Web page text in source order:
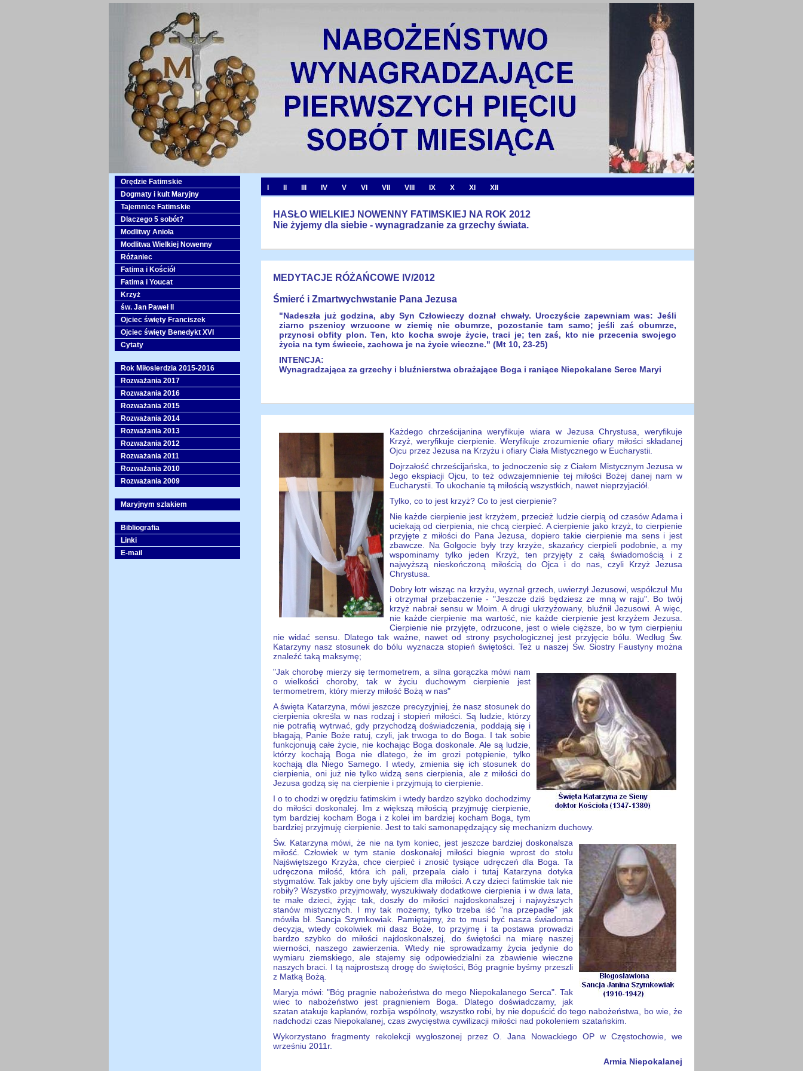
IV V VI VII VIII IX X XI XII
HASŁO WIELKIEJ NOWENNY FATIMSKIEJ NA ROK 2012
Nie żyjemy dla siebie - wynagradzanie za grzechy świata.
MEDYTACJE RÓŻAŃCOWE IV/2012
Śmierć i Zmartwychwstanie Pana Jezusa
"Nadeszła już godzina, aby Syn Człowieczy doznał chwały. Uroczyście zapewniam was: Jeśli
ziarno pszenicy wrzucone w ziemię nie obumrze, pozostanie tam samo; jeśli zaś obumrze,
przynosi obfity plon. Ten, kto kocha swoje życie, traci je; ten zaś, kto nie przecenia swojego
życia na tym świecie, zachowa je na życie wieczne." (Mt 10, 23-25)
INTENCJA:
Wynagradzająca za grzechy i bluźnierstwa obrażające Boga i raniące Niepokalane Serce Maryi
Każdego chrześcijanina weryfikuje wiara w Jezusa Chrystusa, weryfikuje
Krzyż, weryfikuje cierpienie. Weryfikuje zrozumienie ofiary miłości składanej
Ojcu przez Jezusa na Krzyżu i ofiary Ciała Mistycznego w Eucharystii.
Dojrzałość chrześcijańska, to jednoczenie się z Ciałem Mistycznym Jezusa w
Jego ekspiacji Ojcu, to też odwzajemnienie tej miłości Bożej danej nam w
Eucharystii. To ukochanie tą miłością wszystkich, nawet nieprzyjaciół.
Tylko, co to jest krzyż? Co to jest cierpienie?
Nie każde cierpienie jest krzyżem, przecież ludzie cierpią od czasów Adama i
uciekają od cierpienia, nie chcą cierpieć. A cierpienie jako krzyż, to cierpienie
przyjęte z miłości do Pana Jezusa, dopiero takie cierpienie ma sens i jest
zbawcze. Na Golgocie były trzy krzyże, skazańcy cierpieli podobnie, a my
wspominamy tylko jeden Krzyż, ten przyjęty z całą świadomością i z
najwyższą nieskończoną miłością do Ojca i do nas, czyli Krzyż Jezusa
Chrystusa.
Dobry łotr wisząc na krzyżu, wyznał grzech, uwierzył Jezusowi, współczuł Mu
i otrzymał przebaczenie - "Jeszcze dziś będziesz ze mną w raju". Bo twój
krzyż nabrał sensu w Moim. A drugi ukrzyżowany, bluźnił Jezusowi. A więc,
nie każde cierpienie ma wartość, nie każde cierpienie jest krzyżem Jezusa.
Cierpienie nie przyjęte, odrzucone, jest o wiele cięższe, bo w tym cierpieniu
nie widać sensu. Dlatego tak ważne, nawet od strony psychologicznej jest przyjęcie bólu. Według Św.
Katarzyny nasz stosunek do bólu wyznacza stopień świętości. Też u naszej Św. Siostry Faustyny można
znaleźć taką maksymę;
"Jak chorobę mierzy się termometrem, a silna gorączka mówi nam
o wielkości choroby, tak w życiu duchowym cierpienie jest
termometrem, który mierzy miłość Bożą w nas"
A święta Katarzyna, mówi jeszcze precyzyjniej, że nasz stosunek do
cierpienia określa w nas rodzaj i stopień miłości. Są ludzie, którzy
nie potrafią wytrwać, gdy przychodzą doświadczenia, poddają się i
błagają, Panie Boże ratuj, czyli, jak trwoga to do Boga. I tak sobie
funkcjonują całe życie, nie kochając Boga doskonale. Ale są ludzie,
którzy kochają Boga nie dlatego, że im grozi potępienie, tylko
kochają dla Niego Samego. I wtedy, zmienia się ich stosunek do
cierpienia, oni już nie tylko widzą sens cierpienia, ale z miłości do
Jezusa godzą się na cierpienie i przyjmują to cierpienie.
I o to chodzi w orędziu fatimskim i wtedy bardzo szybko dochodzimy
do miłości doskonalej. Im z większą miłością przyjmuję cierpienie,
tym bardziej kocham Boga i z kolei im bardziej kocham Boga, tym
bardziej przyjmuję cierpienie. Jest to taki samonapędzający się mechanizm duchowy.
Św. Katarzyna mówi, że nie na tym koniec, jest jeszcze bardziej doskonalsza
miłość. Człowiek w tym stanie doskonałej miłości biegnie wprost do stołu
Najświętszego Krzyża, chce cierpieć i znosić tysiące udręczeń dla Boga. Ta
udręczona miłość, która ich pali, przepala ciało i tutaj Katarzyna dotyka
stygmatów. Tak jakby one były ujściem dla miłości. A czy dzieci fatimskie tak nie
robiły? Wszystko przyjmowały, wyszukiwały dodatkowe cierpienia i w dwa lata,
te małe dzieci, żyjąc tak, doszły do miłości najdoskonalszej i najwyższych
stanów mistycznych. I my tak możemy, tylko trzeba iść "na przepadłe" jak
mówiła bł. Sancja Szymkowiak. Pamiętajmy, że to musi być nasza świadoma
decyzja, wtedy cokolwiek mi dasz Boże, to przyjmę i ta postawa prowadzi
bardzo szybko do miłości najdoskonalszej, do świętości na miarę naszej
wierności, naszego zawierzenia. Wtedy nie sprowadzamy życia jedynie do
wymiaru ziemskiego, ale stajemy się odpowiedzialni za zbawienie wieczne
naszych braci. I tą najprostszą drogę do świętości, Bóg pragnie byśmy przeszli
z Matką Bożą.
Maryja mówi: "Bóg pragnie nabożeństwa do mego Niepokalanego Serca". Tak
wiec to nabożeństwo jest pragnieniem Boga. Dlatego doświadczamy, jak
szatan atakuje kapłanów, rozbija wspólnoty, wszystko robi, by nie dopuścić do tego nabożeństwa, bo wie, że
nadchodzi czas Niepokalanej, czas zwycięstwa cywilizacji miłości nad pokoleniem szatańskim.
Wykorzystano fragmenty rekolekcji wygłoszonej przez O. Jana Nowackiego OP w Częstochowie, we
wrześniu 2011r.
Armia Niepokalanej
Orędzie Fatimskie
Dogmaty i kult Maryjny
Tajemnice Fatimskie
Dlaczego 5 sobót?
Modlitwy Anioła
Modlitwa Wielkiej Nowenny
Różaniec
Fatima i Kościół
Fatima i Youcat
Krzyż
św. Jan Paweł II
Ojciec święty Franciszek
Ojciec święty Benedykt XVI
Cytaty
Rok Miłosierdzia 2015-2016
Rozważania 2017
Rozważania 2016
Rozważania 2015
Rozważania 2014
Rozważania 2013
Rozważania 2012
Rozważania 2011
Rozważania 2010
Rozważania 2009
Maryjnym szlakiem
Bibliografia
Linki
E-mail